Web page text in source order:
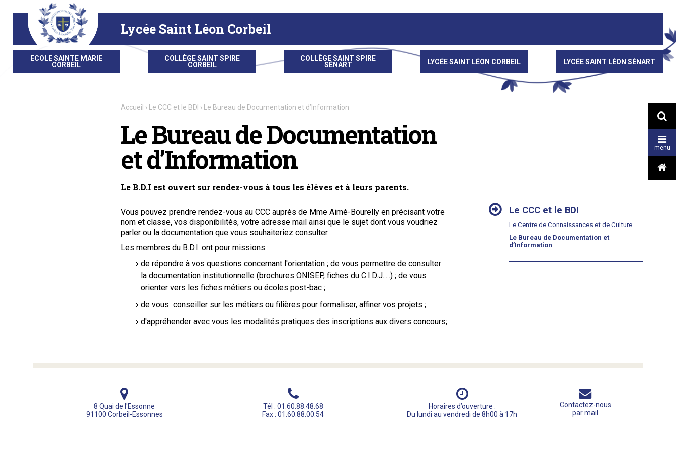
contenu.
Lycée Saint Léon Corbeil
ECOLE SAINTE MARIE
CORBEIL
COLLÈGE SAINT SPIRE
CORBEIL
COLLÈGE SAINT SPIRE
SÉNART
LYCÉE SAINT LÉON CORBEIL LYCÉE SAINT LÉON SÉNART


menu

Accueil › Le CCC et le BDI › Le Bureau de Documentation et d’Information
Le Bureau de Documentation
et d’Information
Le B.D.I est ouvert sur rendez-vous à tous les élèves et à leurs parents.
Vous pouvez prendre rendez-vous au CCC auprès de Mme Aimé-Bourelly en précisant votre
nom et classe, vos disponibilités, votre adresse mail ainsi que le sujet dont vous voudriez
parler ou la documentation que vous souhaiteriez consulter.
Les membres du B.D.I. ont pour missions :
de répondre à vos questions concernant l'orientation ; de vous permettre de consulter
la documentation institutionnelle (brochures ONISEP, fiches du C.I.D.J.....) ; de vous
orienter vers les fiches métiers ou écoles post-bac ;
de vous conseiller sur les métiers ou filières pour formaliser, affiner vos projets ;
d'appréhender avec vous les modalités pratiques des inscriptions aux divers concours;
NAVIGATION
Le CCC et le BDI
Le Centre de Connaissances et de Culture
Le Bureau de Documentation et
d’Information
8 Quai de l'Essonne
91100 Corbeil-Essonnes
Tél : 01.60.88.48.68
Fax : 01.60.88.00.54
Horaires d’ouverture :
Du lundi au vendredi de 8h00 à 17h
Contactez-nous
par mail